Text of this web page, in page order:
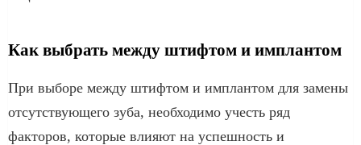
Как выбрать между штифтом и имплантом
При выборе между штифтом и имплантом для замены
отсутствующего зуба, необходимо учесть ряд
факторов, которые влияют на успешность и